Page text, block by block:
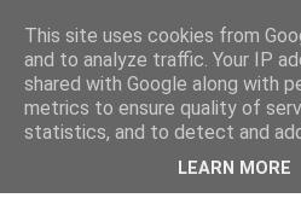
This site uses cookies from
and to analyze traffic. Your IP
shared with Google along with
metrics to ensure quality of
statistics, and to detect and
LEARN MORE